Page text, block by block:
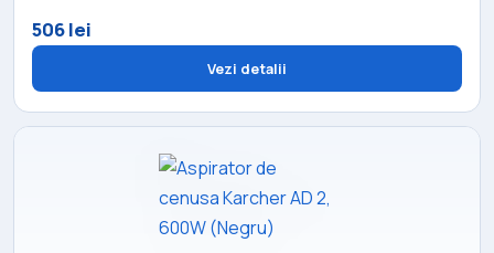
506 lei
Vezi detalii